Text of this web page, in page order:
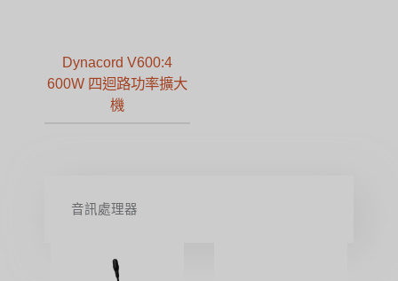
Dynacord V600:4
600W 四迴路功率擴大
機
音訊處理器